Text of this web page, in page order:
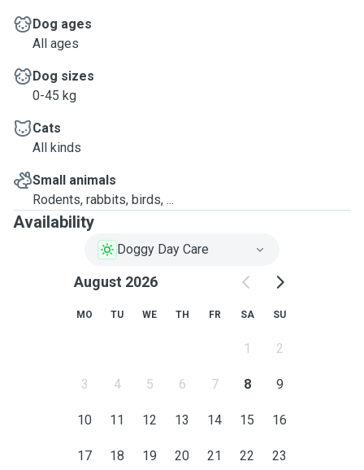
Dog ages
All ages
Dog sizes
0-45 kg
Cats
All kinds
Small animals
Rodents, rabbits, birds, ...
Availability
Doggy Day Care
August 2026
MO TU WE TH FR SA SU
1 2
3 4 5 6 7 8 9
10 11 12 13 14 15 16
17 18 19 20 21 22 23